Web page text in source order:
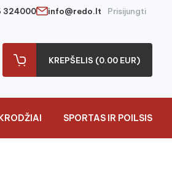
324000 info@redo.lt Prisijungti
KREPŠELIS (0.00 EUR)
SPORTAS IR POILSIS